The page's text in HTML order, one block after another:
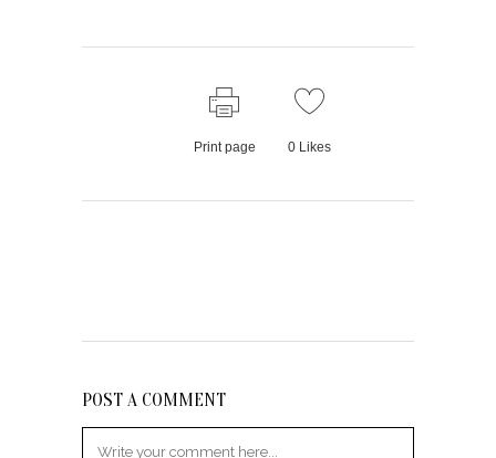
Print page 0Likes
POST A COMMENT